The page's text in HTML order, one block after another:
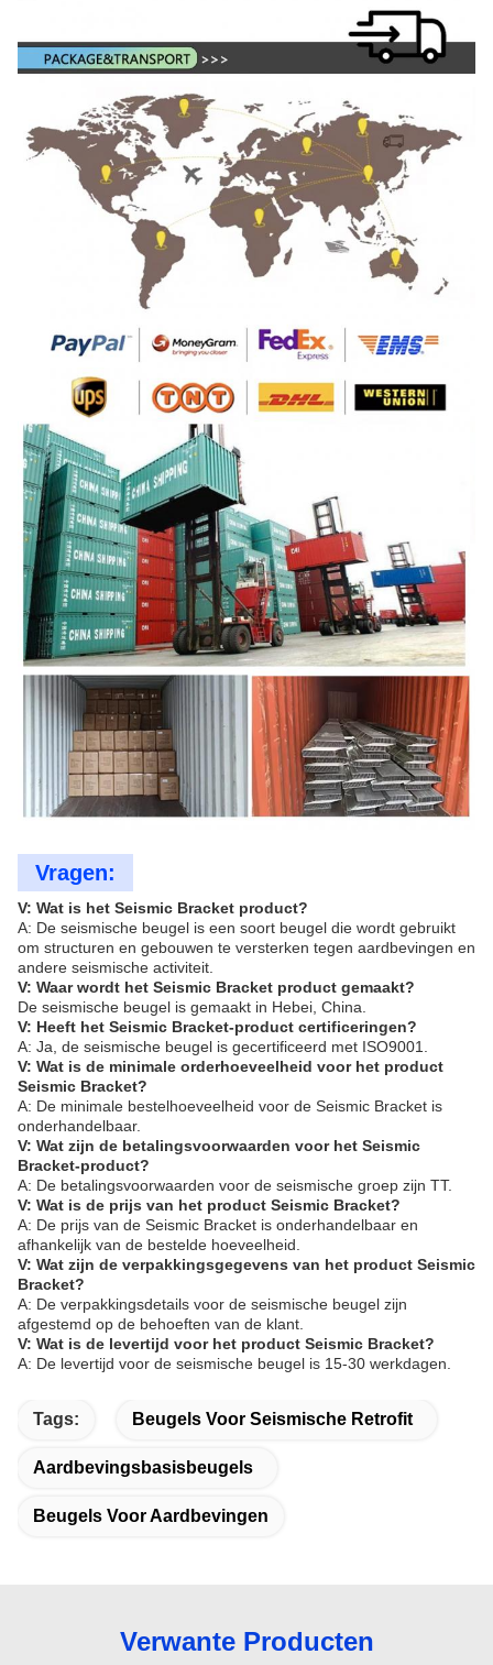
Vragen:
V: Wat is het Seismic Bracket product?
A: De seismische beugel is een soort beugel die wordt gebruikt
om structuren en gebouwen te versterken tegen aardbevingen en
andere seismische activiteit.
V: Waar wordt het Seismic Bracket product gemaakt?
De seismische beugel is gemaakt in Hebei, China.
V: Heeft het Seismic Bracket-product certificeringen?
A: Ja, de seismische beugel is gecertificeerd met ISO9001.
V: Wat is de minimale orderhoeveelheid voor het product
Seismic Bracket?
A: De minimale bestelhoeveelheid voor de Seismic Bracket is
onderhandelbaar.
V: Wat zijn de betalingsvoorwaarden voor het Seismic
Bracket-product?
A: De betalingsvoorwaarden voor de seismische groep zijn TT.
V: Wat is de prijs van het product Seismic Bracket?
A: De prijs van de Seismic Bracket is onderhandelbaar en
afhankelijk van de bestelde hoeveelheid.
V: Wat zijn de verpakkingsgegevens van het product Seismic
Bracket?
A: De verpakkingsdetails voor de seismische beugel zijn
afgestemd op de behoeften van de klant.
V: Wat is de levertijd voor het product Seismic Bracket?
A: De levertijd voor de seismische beugel is 15-30 werkdagen.
Tags: Beugels Voor Seismische Retrofit
Aardbevingsbasisbeugels
Beugels Voor Aardbevingen
Verwante Producten